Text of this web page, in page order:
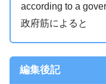
according to a
政府筋によると
編集後記